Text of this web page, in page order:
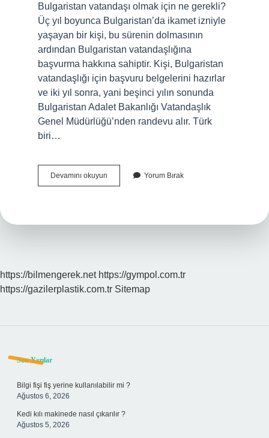
Bulgaristan vatandaşı olmak için ne gerekli?
Üç yıl boyunca Bulgaristan’da ikamet izniyle
yaşayan bir kişi, bu sürenin dolmasının
ardından Bulgaristan vatandaşlığına
başvurma hakkına sahiptir. Kişi, Bulgaristan
vatandaşlığı için başvuru belgelerini hazırlar
ve iki yıl sonra, yani beşinci yılın sonunda
Bulgaristan Adalet Bakanlığı Vatandaşlık
Genel Müdürlüğü’nden randevu alır. Türk
biri…
Devamını okuyun Bulgaristan
Vatandaşlığı
Yorum Bırak
https://bilmengerek.net https://gympol.com.tr
https://gazilerplastik.com.tr Sitemap
Sidebar
Son Yazılar
Bilgi fişi fiş yerine kullanılabilir mi ?
Ağustos 6, 2026
Kedi kılı makinede nasıl çıkarılır ?
Ağustos 5, 2026